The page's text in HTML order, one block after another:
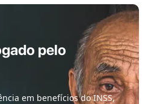
pelo
em benefícios do INSS,